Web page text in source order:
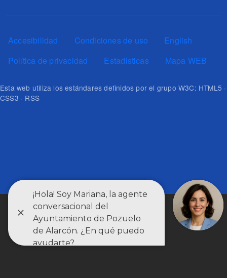
Pie de página
Accesibilidad Condiciones de uso
English
Política de privacidad
Estadísticas Mapa WEB
Esta web utiliza los estándares definidos por el grupo W3C: HTML5 ·
CSS3 · RSS